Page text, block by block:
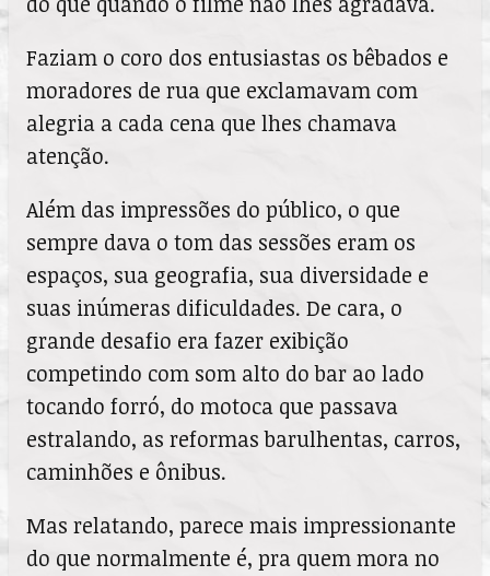
Faziam o coro dos entusiastas os bêbados e
moradores de rua que exclamavam com
alegria a cada cena que lhes chamava
atenção.
Além das impressões do público, o que
sempre dava o tom das sessões eram os
espaços, sua geografia, sua diversidade e
suas inúmeras dificuldades. De cara, o
grande desafio era fazer exibição
competindo com som alto do bar ao lado
tocando forró, do motoca que passava
estralando, as reformas barulhentas, carros,
caminhões e ônibus.
Mas relatando, parece mais impressionante
do que normalmente é, pra quem mora no